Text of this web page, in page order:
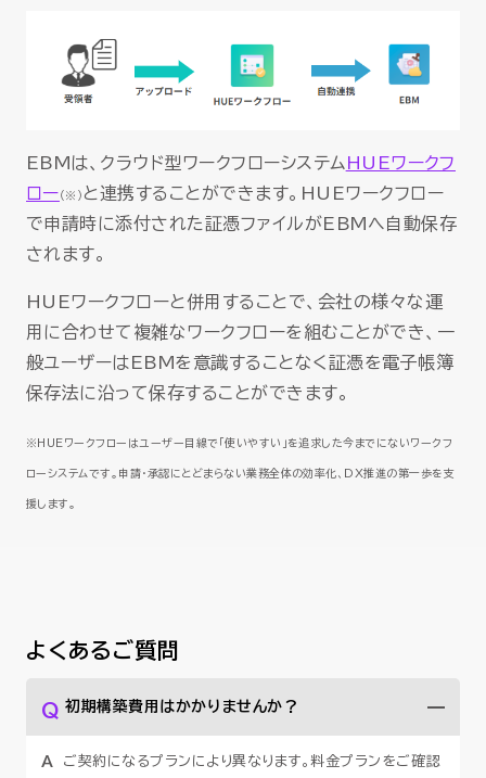
EBMは、クラウド型ワークフローシステム HUEワークフ
ロー （※） と連携することができます。HUEワークフロー
で申請時に添付された証憑ファイルがEBMへ自動保存
されます。
HUEワークフローと併用することで、会社の様々な運
用に合わせて複雑なワークフローを組むことができ、一
般ユーザーはEBMを意識することなく証憑を電子帳簿
保存法に沿って保存することができます。
※HUEワークフローはユーザー目線で「使いやすい」を追求した今までにないワークフ
ローシステムです。申請・承認にとどまらない業務全体の効率化、DX推進の第一歩を支
援します。
よくあるご質問
初期構築費用はかかりませんか？
ご契約になるプランにより異なります。料金プランをご確認